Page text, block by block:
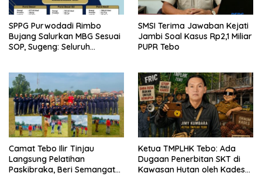
SPPG Purwodadi Rimbo
Bujang Salurkan MBG Sesuai
SOP, Sugeng: Seluruh
SMSI Terima Jawaban Kejati
Jambi Soal Kasus Rp2,1 Miliar
PUPR Tebo
Camat Tebo Ilir Tinjau
Langsung Pelatihan
Paskibraka, Beri Semangat
Ketua TMPLHK Tebo: Ada
Dugaan Penerbitan SKT di
Kawasan Hutan oleh Kades